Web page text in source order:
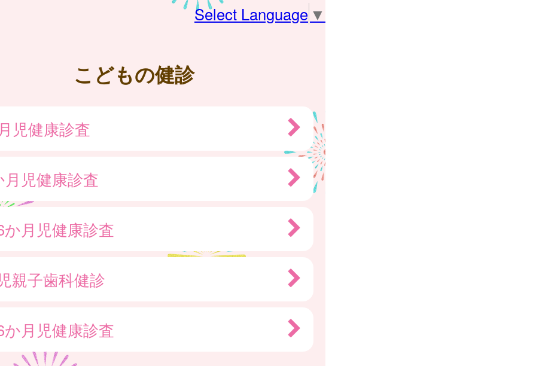
Select Language ▼
こどもの健診
児健康診査
月児健康診査
か月児健康診査
親子歯科健診
か月児健康診査